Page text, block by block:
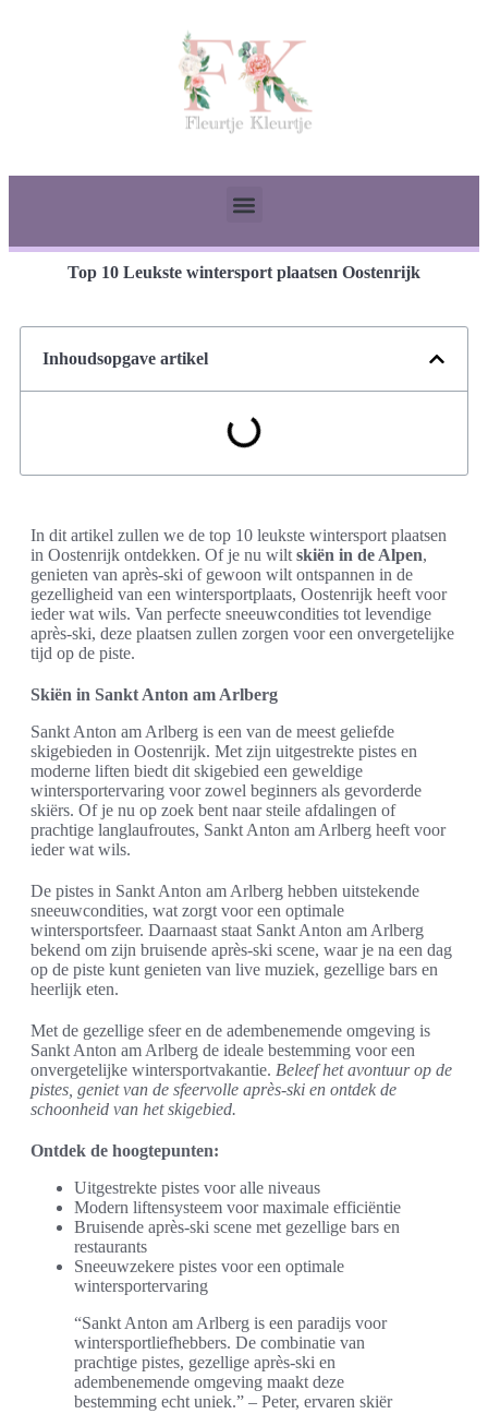
Top 10 Leukste wintersport plaatsen Oostenrijk
Inhoudsopgave artikel
In dit artikel zullen we de top 10 leukste wintersport plaatsen
in Oostenrijk ontdekken. Of je nu wilt skiën in de Alpen,
genieten van après-ski of gewoon wilt ontspannen in de
gezelligheid van een wintersportplaats, Oostenrijk heeft voor
ieder wat wils. Van perfecte sneeuwcondities tot levendige
après-ski, deze plaatsen zullen zorgen voor een onvergetelijke
tijd op de piste.
Skiën in Sankt Anton am Arlberg
Sankt Anton am Arlberg is een van de meest geliefde
skigebieden in Oostenrijk. Met zijn uitgestrekte pistes en
moderne liften biedt dit skigebied een geweldige
wintersportervaring voor zowel beginners als gevorderde
skiërs. Of je nu op zoek bent naar steile afdalingen of
prachtige langlaufroutes, Sankt Anton am Arlberg heeft voor
ieder wat wils.
De pistes in Sankt Anton am Arlberg hebben uitstekende
sneeuwcondities, wat zorgt voor een optimale
wintersportsfeer. Daarnaast staat Sankt Anton am Arlberg
bekend om zijn bruisende après-ski scene, waar je na een dag
op de piste kunt genieten van live muziek, gezellige bars en
heerlijk eten.
Met de gezellige sfeer en de adembenemende omgeving is
Sankt Anton am Arlberg de ideale bestemming voor een
onvergetelijke wintersportvakantie. Beleef het avontuur op de
pistes, geniet van de sfeervolle après-ski en ontdek de
schoonheid van het skigebied.
Ontdek de hoogtepunten:
Uitgestrekte pistes voor alle niveaus
Modern liftensysteem voor maximale efficiëntie
Bruisende après-ski scene met gezellige bars en
restaurants
Sneeuwzekere pistes voor een optimale
wintersportervaring
“Sankt Anton am Arlberg is een paradijs voor
wintersportliefhebbers. De combinatie van
prachtige pistes, gezellige après-ski en
adembenemende omgeving maakt deze
bestemming echt uniek.” – Peter, ervaren skiër